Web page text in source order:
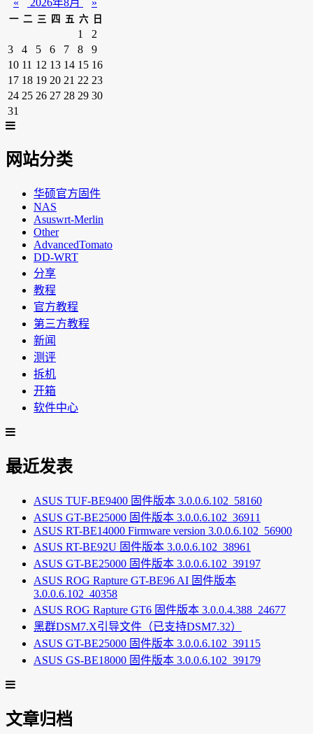
一 二 三 四 五 六 日
1
2
3
4 5 6 7 8
9
10 11 12 13 14 15 16
17 18 19 20 21 22 23
24 25 26 27 28 29 30
31
网站分类
华硕官方固件
NAS
Asuswrt-Merlin
Other
AdvancedTomato
DD-WRT
分享
教程
官方教程
第三方教程
新闻
测评
拆机
开箱
软件中心
最近发表
ASUS TUF-BE9400 固件版本 3.0.0.6.102_58160
ASUS GT-BE25000 固件版本 3.0.0.6.102_36911
ASUS RT-BE14000 Firmware version 3.0.0.6.102_56900
ASUS RT-BE92U 固件版本 3.0.0.6.102_38961
ASUS GT-BE25000 固件版本 3.0.0.6.102_39197
ASUS ROG Rapture GT-BE96 AI 固件版本
3.0.0.6.102_40358
ASUS ROG Rapture GT6 固件版本 3.0.0.4.388_24677
黑群DSM7.X引导文件（已支持DSM7.32）
ASUS GT-BE25000 固件版本 3.0.0.6.102_39115
ASUS GS-BE18000 固件版本 3.0.0.6.102_39179
文章归档